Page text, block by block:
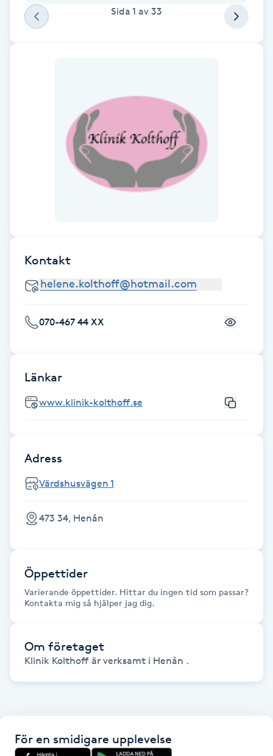
Face framing
Fettreducering
Fotsvamp
Fotvård
Fransar
Fransfärgning
Fransförlängning
Fransförlängning Megavolym
Fransförlängning Volym
Fransrengöring
Frekvensterapi
Friskvård
Sida 1 av 33
Kontakt
070-467 44 XX
Länkar
www.klinik-kolthoff.se
Adress
Värdshusvägen 1
473 34, Henån
Öppettider
Varierande öppettider. Hittar du ingen tid som passar?
Kontakta mig så hjälper jag dig.
Om företaget
Klinik Kolthoff är verksamt i Henån .
För en smidigare upplevelse